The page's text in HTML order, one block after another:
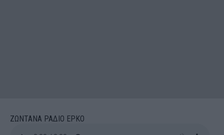
ΖΩΝΤΑΝΑ ΡΑΔΙΟ ΕΡΚΟ